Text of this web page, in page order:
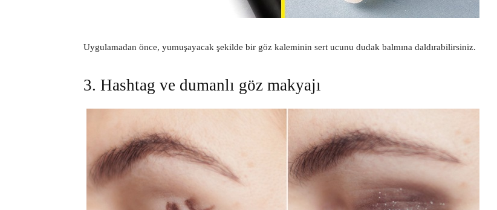
Uygulamadan önce, yumuşayacak şekilde bir göz kaleminin sert ucunu dudak balmına daldırabilirsiniz.
3. Hashtag ve dumanlı göz makyajı